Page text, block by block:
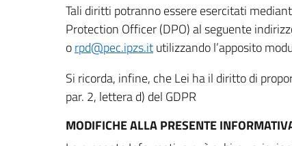
Tali diritti potranno essere esercitati
Protection Officer (DPO) al seguente
orpd@pec.ipzs.itutilizzando l’apposito
Si ricorda, infine, che Lei ha il diritto di
par. 2, lettera d) del GDPR
MODIFICHE ALLA PRESENTE